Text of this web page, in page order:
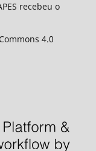
recebeu o
4.0